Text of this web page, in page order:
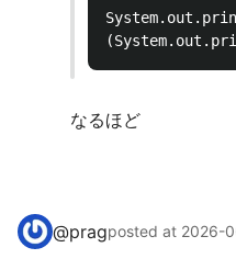
なるほど
@pragposted at 2026-